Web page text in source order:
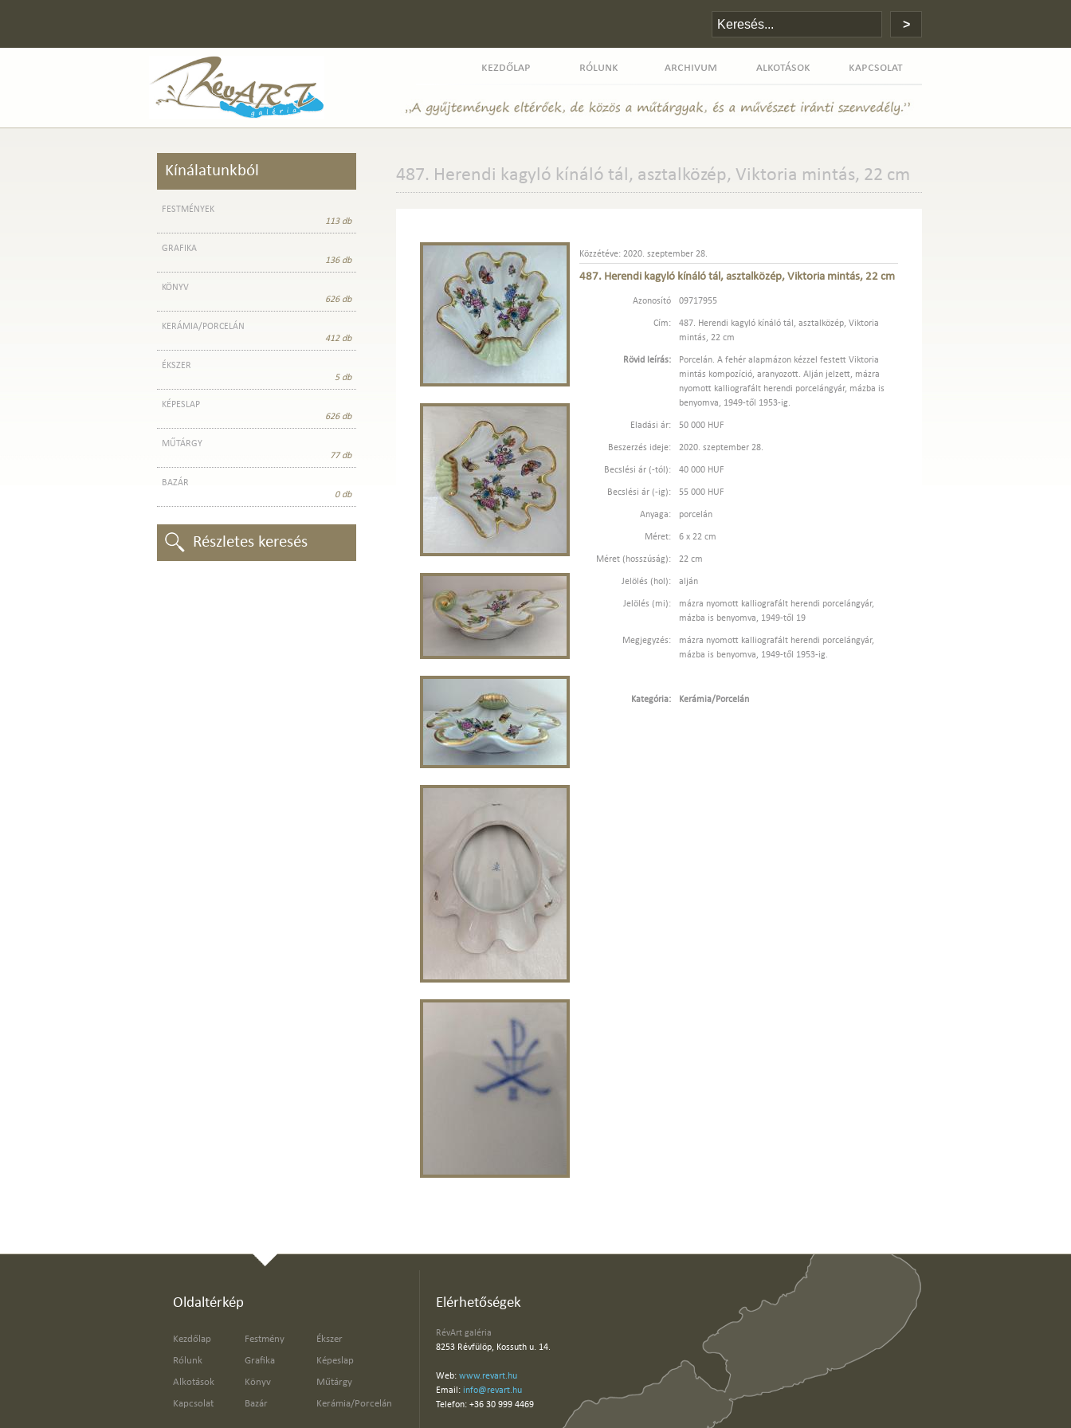
kapcsolat
alkotások
archivum
rólunk
kezdőlap
Kínálatunkból
FESTMÉNYEK
113 db
GRAFIKA
136 db
KÖNYV
626 db
KERÁMIA/PORCELÁN
412 db
ÉKSZER
5 db
KÉPESLAP
626 db
MŰTÁRGY
77 db
BAZÁR
0 db
Részletes keresés
487. Herendi kagyló kínáló tál, asztalközép, Viktoria mintás, 22 cm
Közzétéve: 2020. szeptember 28.
487. Herendi kagyló kínáló tál, asztalközép, Viktoria mintás, 22 cm
Azonosító 09717955
Cím:
487. Herendi kagyló kínáló tál, asztalközép, Viktoria
mintás, 22 cm
Rövid leírás:
Porcelán. A fehér alapmázon kézzel festett Viktoria
mintás kompozíció, aranyozott. Alján jelzett, mázra
nyomott kalliografált herendi porcelángyár, mázba is
benyomva, 1949-től 1953-ig.
Eladási ár: 50 000 HUF
Beszerzés ideje: 2020. szeptember 28.
Becslési ár (-tól): 40 000 HUF
Becslési ár (-ig): 55 000 HUF
Anyaga: porcelán
Méret: 6 x 22 cm
Méret (hosszúság): 22 cm
Jelölés (hol): alján
Jelölés (mi):
mázra nyomott kalliografált herendi porcelángyár,
mázba is benyomva, 1949-től 19
Megjegyzés:
mázra nyomott kalliografált herendi porcelángyár,
mázba is benyomva, 1949-től 1953-ig.
Kategória: Kerámia/Porcelán
Oldaltérkép
Kezdőlap Festmény Ékszer
Rólunk Grafika Képeslap
Alkotások Könyv Műtárgy
Kapcsolat Bazár Kerámia/Porcelán
Elérhetőségek
RévArt galéria
8253 Révfülöp, Kossuth u. 14.
Web: www.revart.hu
Email: info@revart.hu
Telefon: +36 30 999 4469